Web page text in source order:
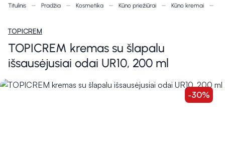
Titulinis Pradžia Kosmetika Kūno priežiūrai Kūno kremai
TOPICREM
TOPICREM kremas su šlapalu
išsausėjusiai odai UR10, 200 ml
-30%